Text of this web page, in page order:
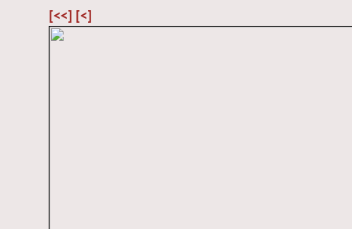
[<<] [<]